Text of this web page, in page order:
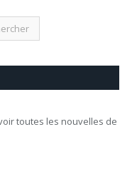
toutes les nouvelles de